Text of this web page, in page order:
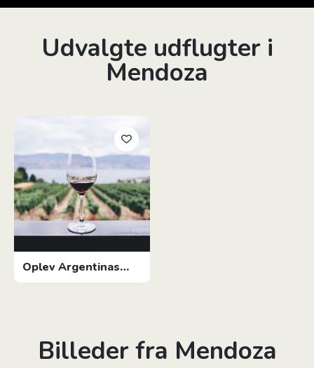
Udvalgte udflugter i
Mendoza
Oplev Argentinas
vinområde Mendoza
Billeder fra Mendoza